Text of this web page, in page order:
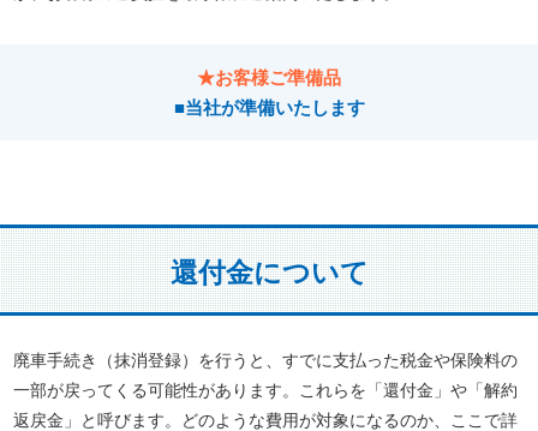
★お客様ご準備品
■当社が準備いたします
還付金について
廃車手続き（抹消登録）を行うと、すでに支払った税金や保険料の
一部が戻ってくる可能性があります。これらを「還付金」や「解約
返戻金」と呼びます。どのような費用が対象になるのか、ここで詳